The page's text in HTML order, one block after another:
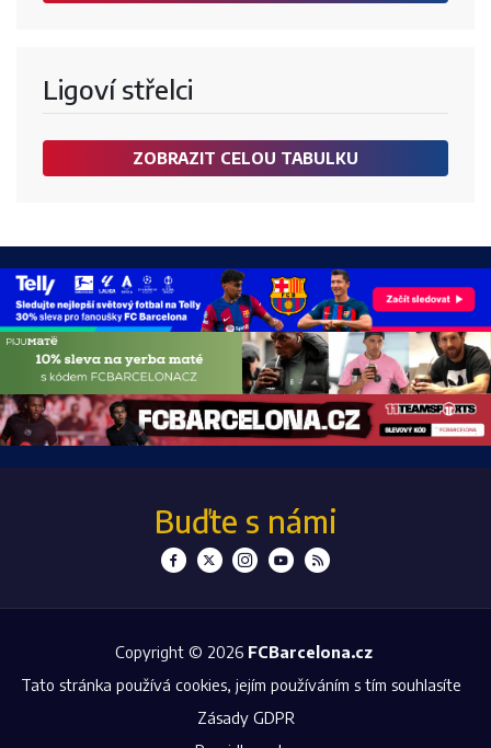
Ligoví střelci
ZOBRAZIT CELOU TABULKU
Buďte s námi
Copyright © 2026 FCBarcelona.cz
Tato stránka používá cookies, jejím používáním s tím souhlasíte
Zásady GDPR